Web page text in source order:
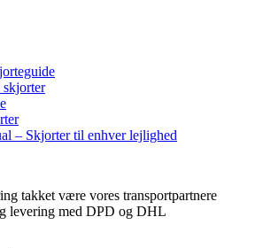
skjorter
– Skjorter til enhver lejlighed
takket være vores transportpartnere
levering med DPD og DHL